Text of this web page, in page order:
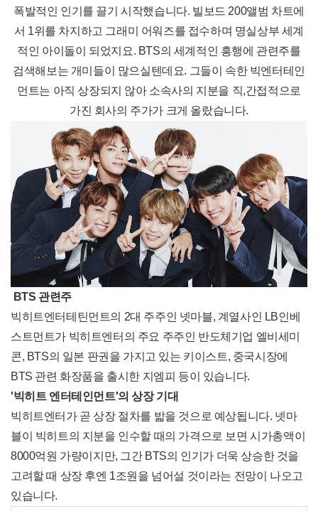
폭발적인 인기를 끌기 시작했습니다. 빌보드 200앨범 차트에
서 1위를 차지하고 그래미 어워즈를 접수하며 명실상부 세계
적인 아이돌이 되었지요. BTS의 세계적인 흥행에 관련주를
검색해보는 개미들이 많으실텐데요. 그들이 속한 빅엔터테인
먼트는 아직 상장되지 않아 소속사의 지분을 직,간접적으로
가진 회사의 주가가 크게 올랐습니다.
BTS 관련주
빅히트엔터테틴먼트의 2대 주주인 넷마블, 계열사인 LB인베
스트먼트가 빅히트엔터의 주요 주주인 반도체기업 엘비세미
콘, BTS의 일본 판권을 가지고 있는 키이스트, 중국시장에
BTS 관련 화장품을 출시한 지엠피 등이 있습니다.
'빅히트 엔터테인먼트'의 상장 기대
빅히트엔터가 곧 상장 절차를 밟을 것으로 예상됩니다. 넷마
블이 빅히트의 지분을 인수할 때의 가격으로 보면 시가총액이
8000억원 가량이지만, 그간 BTS의 인기가 더욱 상승한 것을
고려할 때 상장 후엔 1조원을 넘어설 것이라는 전망이 나오고
있습니다.